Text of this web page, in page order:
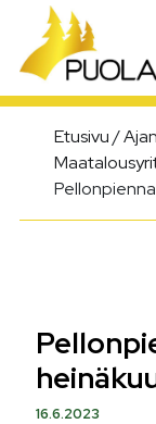
Päävalikko
Etusivu/
16.6.2023